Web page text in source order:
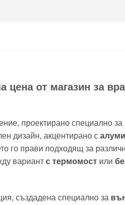
от магазин за
проектирано специално
дизайн, акцентирано с
го прави подходящ за
вариант с термомост или
създадена специално за